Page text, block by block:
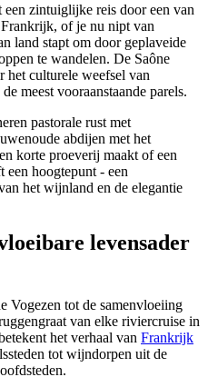
zintuiglijke reis door een van
of je nu nipt van
land stapt om door geplaveide
te wandelen. De Saône
het culturele weefsel van
meest vooraanstaande parels.
pastorale rust met
abdijen met het
korte proeverij maakt of een
een hoogtepunt - een
het wijnland en de elegantie
levensader
Vogezen tot de samenvloeiing
van elke riviercruise in
het verhaal van Frankrijk
tot wijndorpen uit de